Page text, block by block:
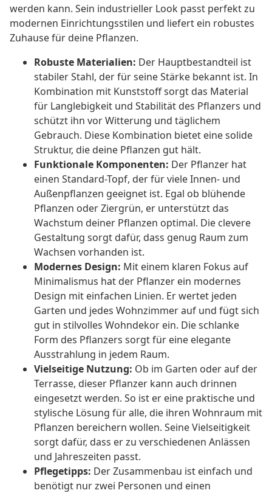
werden kann. Sein industrieller Look passt perfekt zu
modernen Einrichtungsstilen und liefert ein robustes
Zuhause für deine Pflanzen.
Robuste Materialien: Der Hauptbestandteil ist
stabiler Stahl, der für seine Stärke bekannt ist. In
Kombination mit Kunststoff sorgt das Material
für Langlebigkeit und Stabilität des Pflanzers und
schützt ihn vor Witterung und täglichem
Gebrauch. Diese Kombination bietet eine solide
Struktur, die deine Pflanzen gut hält.
Funktionale Komponenten: Der Pflanzer hat
einen Standard-Topf, der für viele Innen- und
Außenpflanzen geeignet ist. Egal ob blühende
Pflanzen oder Ziergrün, er unterstützt das
Wachstum deiner Pflanzen optimal. Die clevere
Gestaltung sorgt dafür, dass genug Raum zum
Wachsen vorhanden ist.
Modernes Design: Mit einem klaren Fokus auf
Minimalismus hat der Pflanzer ein modernes
Design mit einfachen Linien. Er wertet jeden
Garten und jedes Wohnzimmer auf und fügt sich
gut in stilvolles Wohndekor ein. Die schlanke
Form des Pflanzers sorgt für eine elegante
Ausstrahlung in jedem Raum.
Vielseitige Nutzung: Ob im Garten oder auf der
Terrasse, dieser Pflanzer kann auch drinnen
eingesetzt werden. So ist er eine praktische und
stylische Lösung für alle, die ihren Wohnraum mit
Pflanzen bereichern wollen. Seine Vielseitigkeit
sorgt dafür, dass er zu verschiedenen Anlässen
und Jahreszeiten passt.
Pflegetipps: Der Zusammenbau ist einfach und
benötigt nur zwei Personen und einen